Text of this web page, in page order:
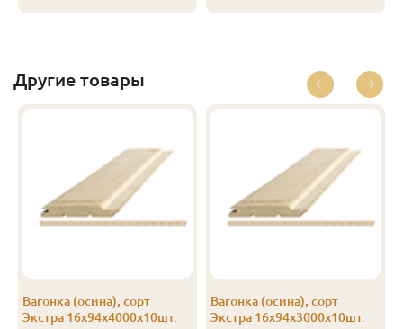
Другие товары
Вагонка (осина), сорт
Экстра 16х94х4000х10шт.
Вагонка (осина), сорт
Экстра 16х94х3000х10шт.